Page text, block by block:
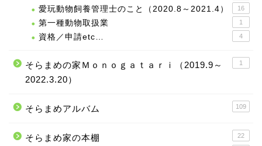
愛玩動物飼養管理士のこと（2020.8～2021.4） 16
第一種動物取扱業 1
資格／申請etc… 4
そらまめの家Ｍｏｎｏｇａｔａｒｉ（2019.9～
2022.3.20）
1
そらまめアルバム 109
そらまめ家の本棚 22